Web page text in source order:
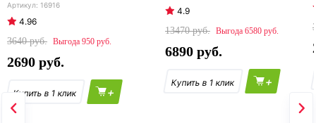
16916
4.96
3640
950
2690
+
4.9
13470
6580
6890
+